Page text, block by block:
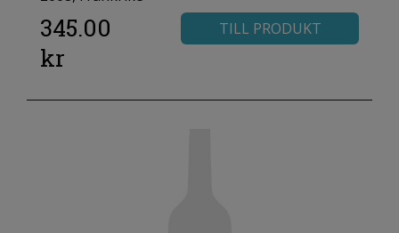
345.00
kr
TILL PRODUKT